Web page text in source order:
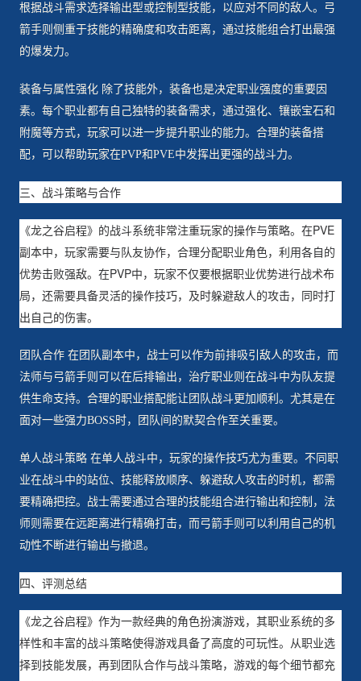
根据战斗需求选择输出型或控制型技能，以应对不同的敌人。弓
箭手则侧重于技能的精确度和攻击距离，通过技能组合打出最强
的爆发力。
装备与属性强化 除了技能外，装备也是决定职业强度的重要因
素。每个职业都有自己独特的装备需求，通过强化、镶嵌宝石和
附魔等方式，玩家可以进一步提升职业的能力。合理的装备搭
配，可以帮助玩家在PVP和PVE中发挥出更强的战斗力。
三、战斗策略与合作
《龙之谷启程》的战斗系统非常注重玩家的操作与策略。在PVE
副本中，玩家需要与队友协作，合理分配职业角色，利用各自的
优势击败强敌。在PVP中，玩家不仅要根据职业优势进行战术布
局，还需要具备灵活的操作技巧，及时躲避敌人的攻击，同时打
出自己的伤害。
团队合作 在团队副本中，战士可以作为前排吸引敌人的攻击，而
法师与弓箭手则可以在后排输出，治疗职业则在战斗中为队友提
供生命支持。合理的职业搭配能让团队战斗更加顺利。尤其是在
面对一些强力BOSS时，团队间的默契合作至关重要。
单人战斗策略 在单人战斗中，玩家的操作技巧尤为重要。不同职
业在战斗中的站位、技能释放顺序、躲避敌人攻击的时机，都需
要精确把控。战士需要通过合理的技能组合进行输出和控制，法
师则需要在远距离进行精确打击，而弓箭手则可以利用自己的机
动性不断进行输出与撤退。
四、评测总结
《龙之谷启程》作为一款经典的角色扮演游戏，其职业系统的多
样性和丰富的战斗策略使得游戏具备了高度的可玩性。从职业选
择到技能发展，再到团队合作与战斗策略，游戏的每个细节都充